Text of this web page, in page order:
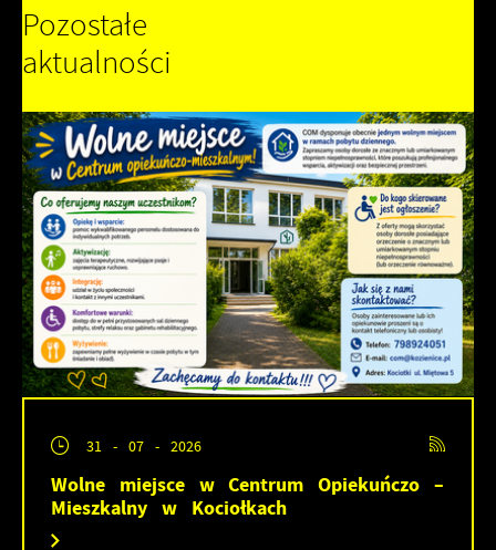
Pozostałe
aktualności
31 - 07 - 2026
Wolne miejsce w Centrum Opiekuńczo –
Mieszkalny w Kociołkach